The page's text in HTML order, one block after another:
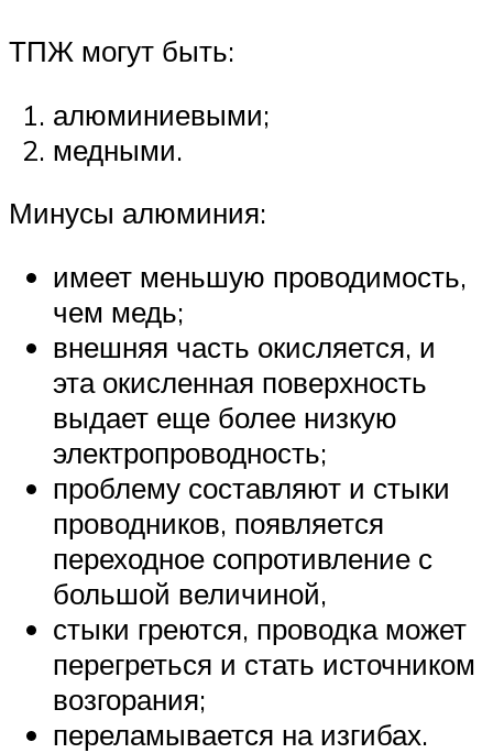
ТПЖ могут быть:
алюминиевыми;
медными.
Минусы алюминия:
имеет меньшую проводимость,
чем медь;
внешняя часть окисляется, и
эта окисленная поверхность
выдает еще более низкую
электропроводность;
проблему составляют и стыки
проводников, появляется
переходное сопротивление с
большой величиной,
стыки греются, проводка может
перегреться и стать источником
возгорания;
переламывается на изгибах.